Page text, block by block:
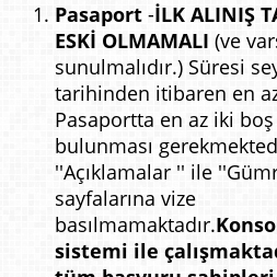
Pasaport -İLK ALINIŞ
ESKİ OLMAMALI (ve
sunulmalıdır.) Süresi
tarihinden itibaren en
Pasaportta en az iki boş
bulunması
''Açıklamalar '' ile
sayfalarına vize
basılmamaktadır.
sistemi ile